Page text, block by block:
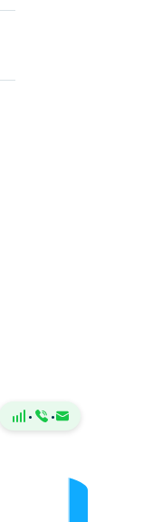
· ·